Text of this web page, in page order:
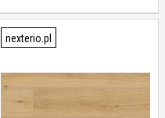
nexterio.pl